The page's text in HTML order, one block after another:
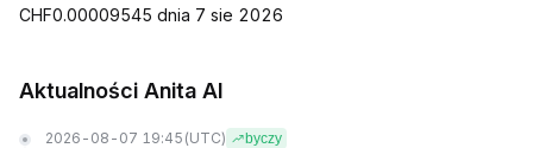
CHF0.00009545 dnia 7 sie 2026
Aktualności Anita AI
2026-08-07 19:45 (UTC) byczy